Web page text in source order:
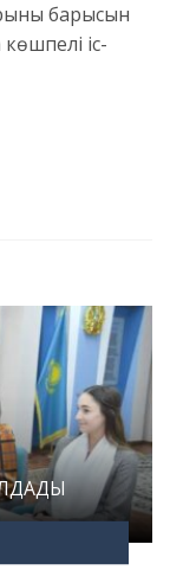
барысын
іс-